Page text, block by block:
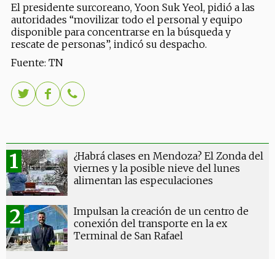
El presidente surcoreano, Yoon Suk Yeol, pidió a las
autoridades “movilizar todo el personal y equipo
disponible para concentrarse en la búsqueda y
rescate de personas”, indicó su despacho.
Fuente: TN
¿Habrá clases en Mendoza? El Zonda del
viernes y la posible nieve del lunes
alimentan las especulaciones
Impulsan la creación de un centro de
conexión del transporte en la ex
Terminal de San Rafael